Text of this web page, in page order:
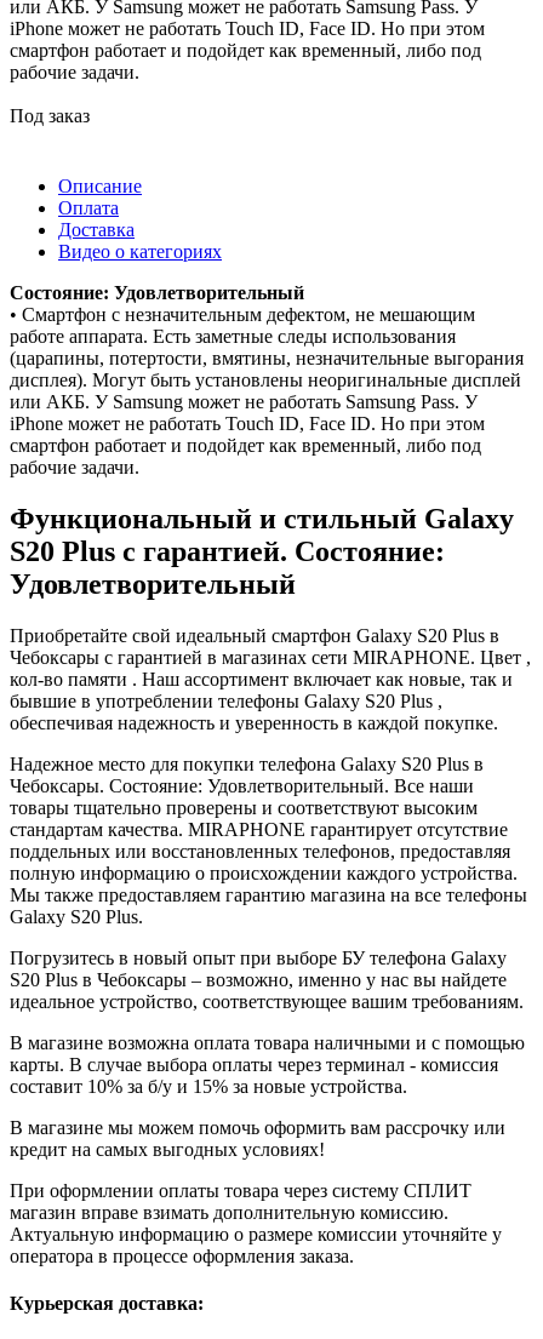
или АКБ. У Samsung может не работать Samsung Pass. У
iPhone может не работать Touch ID, Face ID. Но при этом
смартфон работает и подойдет как временный, либо под
рабочие задачи.
Под заказ
Описание
Оплата
Доставка
Видео о категориях
Состояние: Удовлетворительный
• Смартфон с незначительным дефектом, не мешающим
работе аппарата. Есть заметные следы использования
(царапины, потертости, вмятины, незначительные выгорания
дисплея). Могут быть установлены неоригинальные дисплей
или АКБ. У Samsung может не работать Samsung Pass. У
iPhone может не работать Touch ID, Face ID. Но при этом
смартфон работает и подойдет как временный, либо под
рабочие задачи.
Функциональный и стильный Galaxy
S20 Plus с гарантией. Состояние:
Удовлетворительный
Приобретайте свой идеальный смартфон Galaxy S20 Plus в
Чебоксары с гарантией в магазинах сети MIRAPHONE. Цвет ,
кол-во памяти . Наш ассортимент включает как новые, так и
бывшие в употреблении телефоны Galaxy S20 Plus ,
обеспечивая надежность и уверенность в каждой покупке.
Надежное место для покупки телефона Galaxy S20 Plus в
Чебоксары. Состояние: Удовлетворительный. Все наши
товары тщательно проверены и соответствуют высоким
стандартам качества. MIRAPHONE гарантирует отсутствие
поддельных или восстановленных телефонов, предоставляя
полную информацию о происхождении каждого устройства.
Мы также предоставляем гарантию магазина на все телефоны
Galaxy S20 Plus.
Погрузитесь в новый опыт при выборе БУ телефона Galaxy
S20 Plus в Чебоксары – возможно, именно у нас вы найдете
идеальное устройство, соответствующее вашим требованиям.
В магазине возможна оплата товара наличными и с помощью
карты. В случае выбора оплаты через терминал - комиссия
составит 10% за б/у и 15% за новые устройства.
В магазине мы можем помочь оформить вам рассрочку или
кредит на самых выгодных условиях!
При оформлении оплаты товара через систему СПЛИТ
магазин вправе взимать дополнительную комиссию.
Актуальную информацию о размере комиссии уточняйте у
оператора в процессе оформления заказа.
Курьерская доставка: